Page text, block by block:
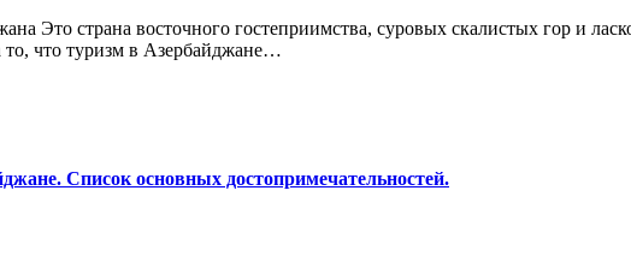
то, что туризм в Азербайджане…
Список основных достопримечательностей.